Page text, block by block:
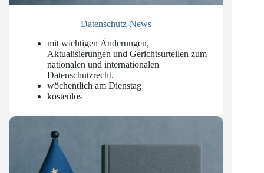
Datenschutz-News
mit wichtigen Änderungen,
Aktualisierungen und Gerichtsurteilen zum
nationalen und internationalen
Datenschutzrecht.
wöchentlich am Dienstag